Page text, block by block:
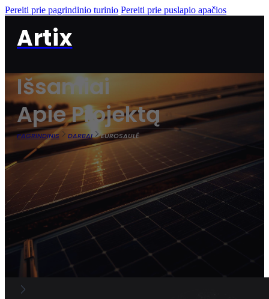
Pereiti prie pagrindinio turinio Pereiti prie puslapio apačios
Artix
Išsamiai
Apie Projektą
PAGRINDINIS DARBAI EUROSAULĖ